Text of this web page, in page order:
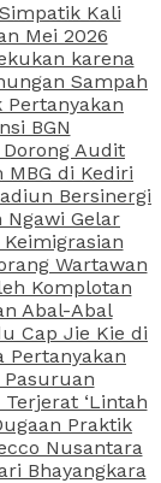
Kali
Mei 2026
karena
Sampah
BGN
Dorong Audit
di Kediri
Bersinergi
Gelar
Wartawan
Komplotan
Abal-Abal
Cap Jie Kie di
Pertanyakan
Pasuruan
‘Lintah
Praktik
Nusantara
Bhayangkara